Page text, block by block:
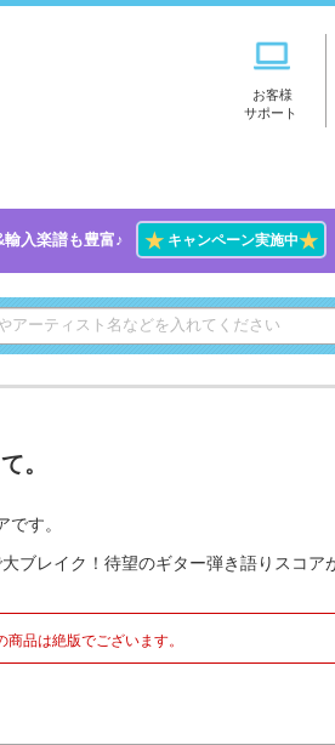
お客様
サポート
輸入楽譜も豊富♪ ★キャンペーン実施中★
。
す。
ブレイク！待望のギター弾き語りスコア
品は絶版でございます。